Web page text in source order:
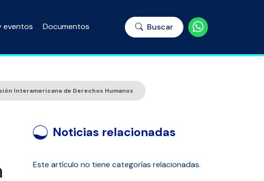
eventos Documentos Buscar
Interamericana de Derechos Humanos
Noticias relacionadas
Este artículo no tiene categorías relacionadas.